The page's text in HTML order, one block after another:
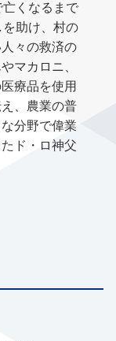
くなるまで
助け、村の
々の救済の
マカロニ、
療品を使用
、農業の普
分野で偉業
ド・ロ神父